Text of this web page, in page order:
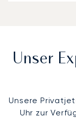
Unser
Unsere
Uhr zur